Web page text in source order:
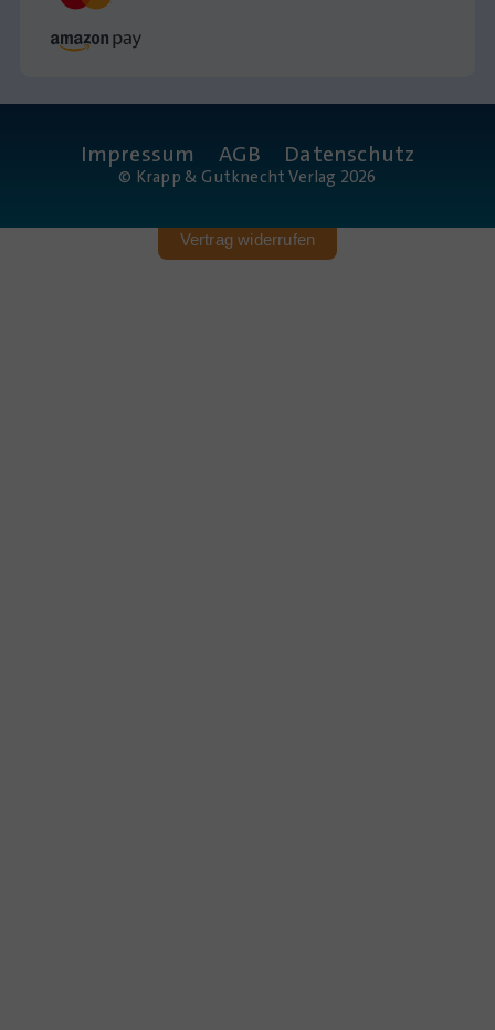
Impressum AGB Datenschutz
© Krapp & Gutknecht Verlag 2026
Vertrag widerrufen